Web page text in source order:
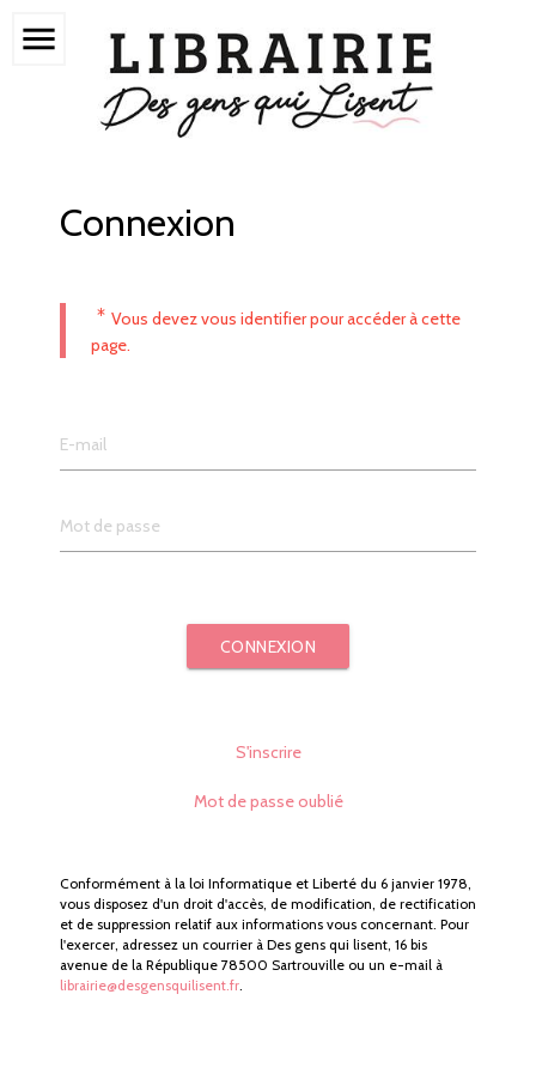
menu
Connexion
* Vous devez vous identifier pour accéder à cette
page.
CONNEXION
S'inscrire
Mot de passe oublié
Conformément à la loi Informatique et Liberté du 6 janvier 1978,
vous disposez d'un droit d'accès, de modification, de rectification
et de suppression relatif aux informations vous concernant. Pour
l'exercer, adressez un courrier à Des gens qui lisent, 16 bis
avenue de la République 78500 Sartrouville ou un e-mail à
librairie@desgensquilisent.fr